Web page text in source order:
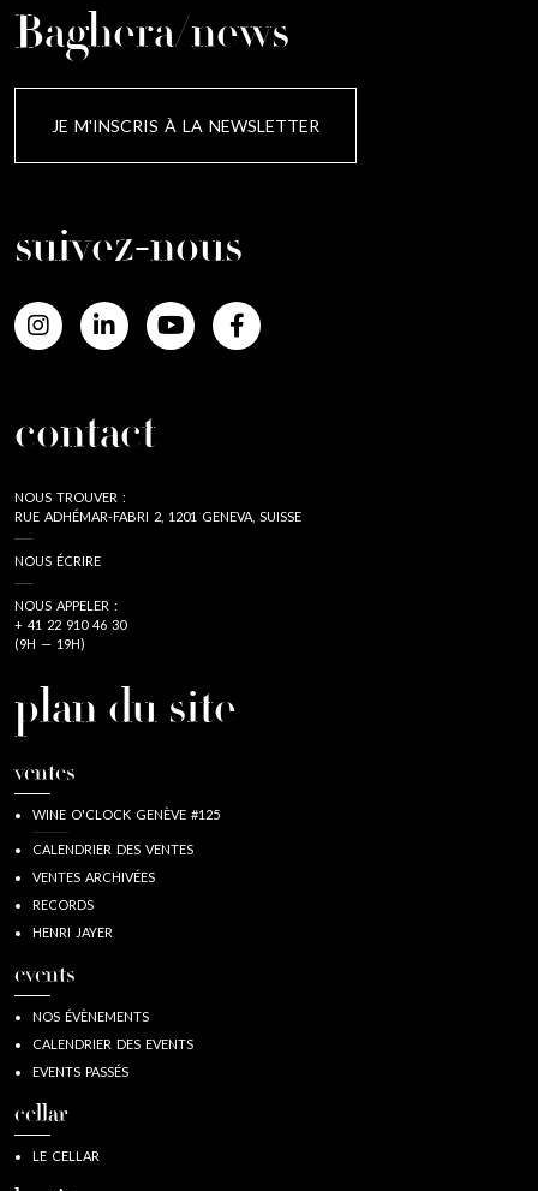
Baghera/news
JE M'INSCRIS À LA NEWSLETTER
suivez-nous
contact
NOUS TROUVER :
RUE ADHÉMAR-FABRI 2, 1201 GENEVA, SUISSE
NOUS ÉCRIRE
NOUS APPELER :
+ 41 22 910 46 30
(9H — 19H)
plan du site
ventes
WINE O'CLOCK GENÈVE #125
CALENDRIER DES VENTES
VENTES ARCHIVÉES
RECORDS
HENRI JAYER
events
NOS ÉVÈNEMENTS
CALENDRIER DES EVENTS
EVENTS PASSÉS
cellar
LE CELLAR